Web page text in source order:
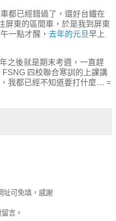
都已經錯過了，還好台鐵在
屏東的區間車，於是我到屏東
一點才醒， 去年的元旦早上
之後就是期末考週，一直趕
四校聯合寒訓的上課講
我都已經不知道要打什麼… =
址可免填，感謝
言。